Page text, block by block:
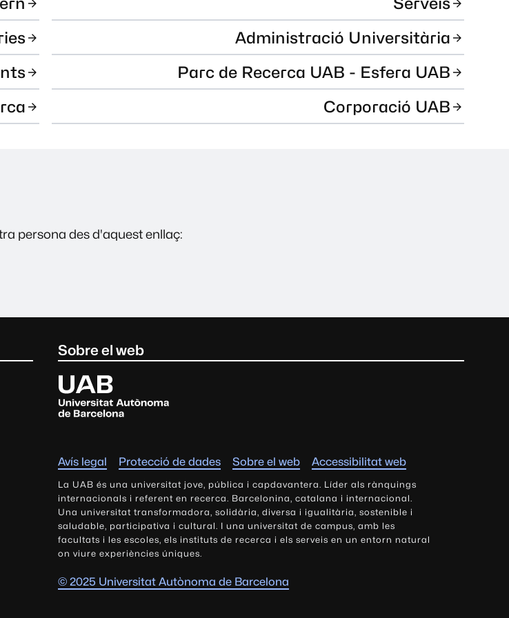
Administració Universitària
Parc de Recerca UAB - Esfera UAB
Corporació UAB
persona des d'aquest enllaç:
Sobre el web
U
n
i
s
i
t
a
t
A
u
t
ò
Avís legal Protecció de dades Sobre el web Accessibilitat web
La UAB és una universitat jove, pública i capdavantera. Líder als rànquings
internacionals i referent en recerca. Barcelonina, catalana i internacional.
Una universitat transformadora, solidària, diversa i igualitària, sostenible i
saludable, participativa i cultural. I una universitat de campus, amb les
facultats i les escoles, els instituts de recerca i els serveis en un entorn natural
on viure experiències úniques.
© 2025 Universitat Autònoma de Barcelona